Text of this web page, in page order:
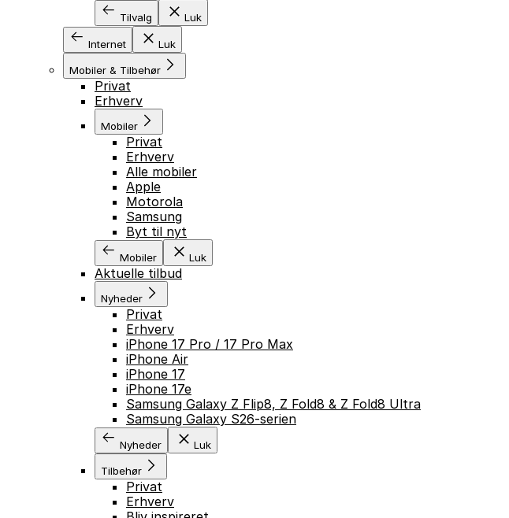
Tilvalg Luk
Internet Luk
Mobiler & Tilbehør
Privat
Erhverv
Mobiler
Privat
Erhverv
Alle mobiler
Apple
Motorola
Samsung
Byt til nyt
Mobiler Luk
Aktuelle tilbud
Nyheder
Privat
Erhverv
iPhone 17 Pro / 17 Pro Max
iPhone Air
iPhone 17
iPhone 17e
Samsung Galaxy Z Flip8, Z Fold8 & Z Fold8 Ultra
Samsung Galaxy S26-serien
Nyheder Luk
Tilbehør
Privat
Erhverv